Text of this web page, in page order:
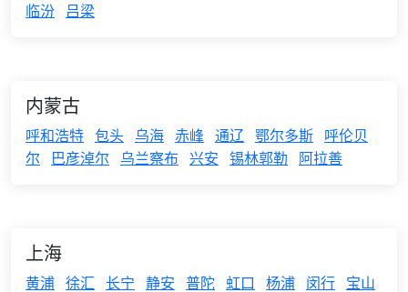
临汾 吕梁
内蒙古
呼和浩特 包头 乌海 赤峰 通辽 鄂尔多斯 呼伦贝
尔
巴彦淖尔 乌兰察布 兴安 锡林郭勒 阿拉善
上海
黄浦 徐汇 长宁 静安 普陀 虹口 杨浦 闵行 宝山